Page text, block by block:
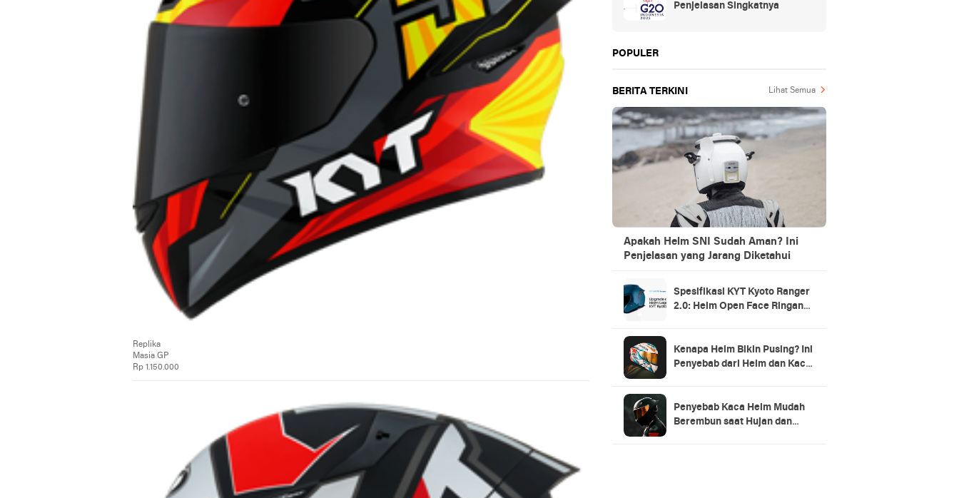
Replika
Masia GP
Rp 1.150.000
Penjelasan Singkatnya
POPULER
BERITA TERKINI Lihat Semua
Apakah Helm SNI Sudah Aman? Ini
Penjelasan yang Jarang Diketahui
Spesifikasi KYT Kyoto Ranger
2.0: Helm Open Face Ringan
Kenapa Helm Bikin Pusing? Ini
Penyebab dari Helm dan Kaca
Penyebab Kaca Helm Mudah
Berembun saat Hujan dan